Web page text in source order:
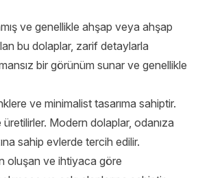
ve genellikle ahşap veya ahşap
bu dolaplar, zarif detaylarla
bir görünüm sunar ve genellikle
ve minimalist tasarıma sahiptir.
Modern dolaplar, odanıza
sahip evlerde tercih edilir.
oluşan ve ihtiyaca göre